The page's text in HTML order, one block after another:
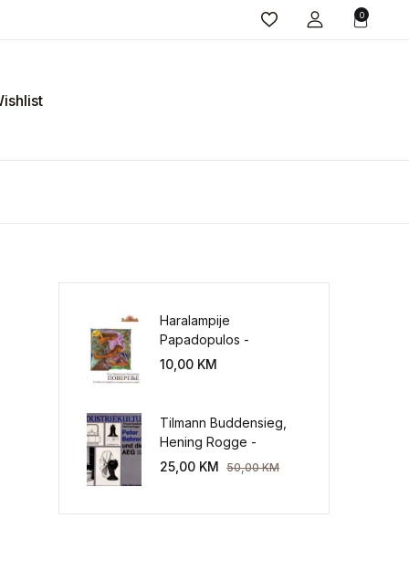
0
Haralampije
Papadopulos -
Poverenje: sloboda od
10,00 KM
Tilmann Buddensieg,
Hening Rogge -
Industriekultur: Peter
25,00 KM 50,00KM